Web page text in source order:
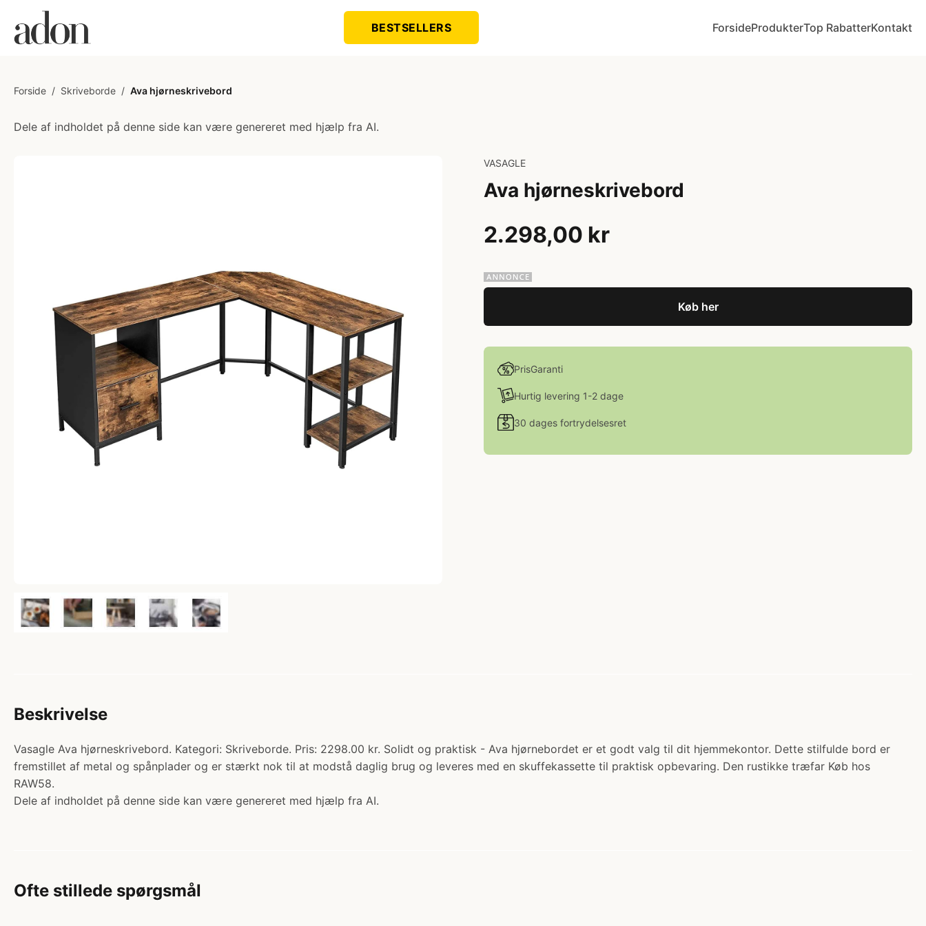
BESTSELLERS ForsideProdukterTop RabatterKontakt
Forside / Skriveborde / Ava hjørneskrivebord
Dele af indholdet på denne side kan være genereret med hjælp fra AI.
VASAGLE
Ava hjørneskrivebord
2.298,00 kr
Køb her
PrisGaranti
Hurtig levering 1-2 dage
30 dages fortrydelsesret
Beskrivelse
Vasagle Ava hjørneskrivebord. Kategori: Skriveborde. Pris: 2298.00 kr. Solidt og praktisk - Ava hjørnebordet er et godt valg til dit hjemmekontor. Dette stilfulde bord er
fremstillet af metal og spånplader og er stærkt nok til at modstå daglig brug og leveres med en skuffekassette til praktisk opbevaring. Den rustikke træfar Køb hos
RAW58.
Dele af indholdet på denne side kan være genereret med hjælp fra AI.
Ofte stillede spørgsmål